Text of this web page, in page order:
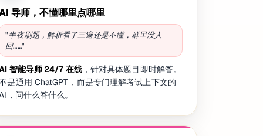
导师，不懂哪里点哪里
"半夜刷题，解析看了三遍还是不懂，群里没人
回……"
智能导师 24/7 在线，针对具体题目即时解答。
是通用 ChatGPT，而是专门理解考试上下文的
，问什么答什么。